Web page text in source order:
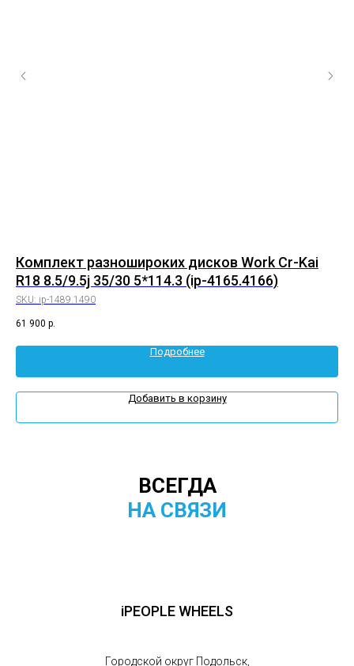
Комплект разношироких дисков Work Cr-Kai
R18 8.5/9.5j 35/30 5*114.3 (ip-4165.4166)
SKU: ip-1489.1490
61 900 р.
Подробнее
Добавить в корзину
ВСЕГДА
НА СВЯЗИ
iPEOPLE WHEELS
Городской округ Подольск,